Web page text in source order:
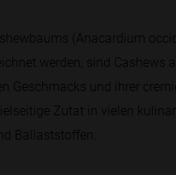
(Anacardium
werden, sind Cashews
Geschmacks und ihrer
Zutat in vielen
Ballaststoffen.